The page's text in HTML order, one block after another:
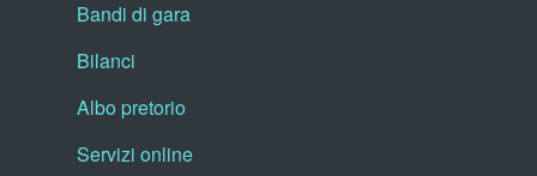
Bandi di gara
Bilanci
Albo pretorio
Servizi online